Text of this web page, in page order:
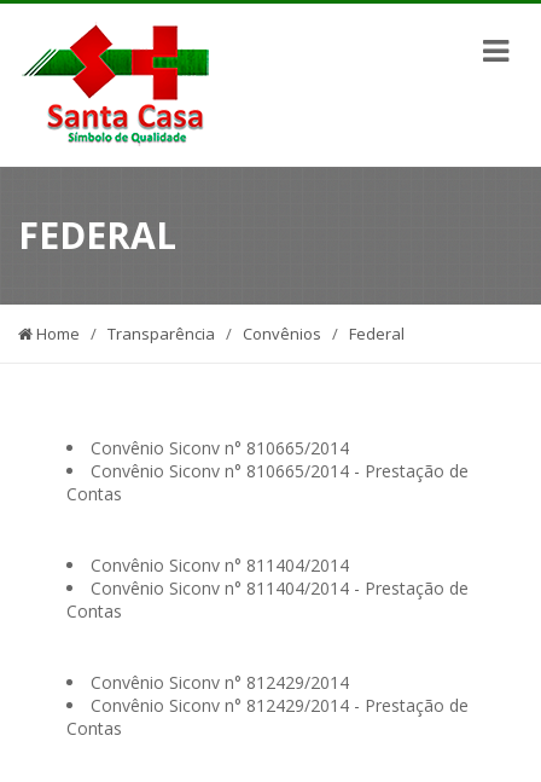
FEDERAL
Home / Transparência / Convênios / Federal
Convênio Siconv n° 810665/2014
Convênio Siconv n° 810665/2014 - Prestação de
Contas
Convênio Siconv n° 811404/2014
Convênio Siconv n° 811404/2014 - Prestação de
Contas
Convênio Siconv n° 812429/2014
Convênio Siconv n° 812429/2014 - Prestação de
Contas